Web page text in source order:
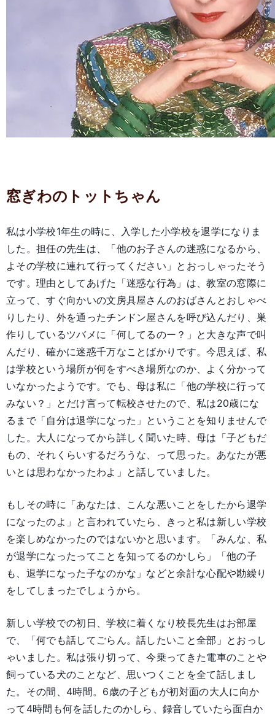
窓ぎわのトットちゃん
私は小学校1年生の時に、入学した小学校を退学になりま
した。担任の先生は、「他のお子さんの迷惑になるから、
よその学校に連れて行ってください」とおっしゃったそう
です。理由としてあげた「迷惑な行為」は、教室の窓際に
立って、すぐ向かいの文房具屋さんのおばさんとおしゃべ
りしたり、外を通ったチンドン屋さんを呼び込んだり、巣
作りしているツバメに「何してるのー？」と大きな声で叫
んだり、確かに迷惑千万なことばかりです。今思えば、私
は学校という場所が何をすべき場所なのか、よく分かって
いなかったようです。でも、母は私に「他の学校に行って
みない？」とだけ言って転校させたので、私は20歳にな
るまで「自分は退学になった」ということを知りませんで
した。大人になってから詳しく聞いた時、母は「子どもだ
もの、それくらいするだろうな、って思った。あなたが悪
いとは思わなかったわよ」と話していました。
もしその時に「あなたは、こんな悪いことをしたから退学
になったのよ」と言われていたら、きっと私は新しい学校
を楽しめなかったのではないかと思います。「みんな、私
が退学になったってことを知ってるのかしら」「他の子
も、退学になった子なのかな」などと余計な心配や勘繰り
をしてしまったでしょうから。
新しい学校での初日、学校に着くなり校長先生はお部屋
で、「何でも話してごらん。話したいこと全部」とおっし
ゃいました。私は張り切って、今乗ってきた電車のことや
飼っている犬のことなど、思いつくことを全て話しまし
た。その間、4時間。6歳の子どもが初対面の大人に向か
って4時間も何を話したのかしら、録音していたら面白か